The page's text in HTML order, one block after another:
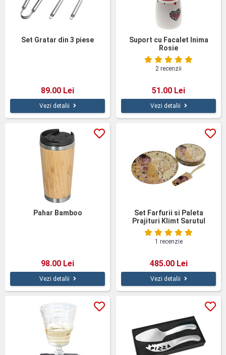
Set Gratar din 3 piese
89.00 Lei
Vezi detalii
Suport cu Facalet Inima
Rosie
2 recenzii
51.00 Lei
Vezi detalii
Pahar Bamboo
98.00 Lei
Vezi detalii
Set Farfurii si Paleta
Prajituri Klimt Sarutul
1 recenzie
485.00 Lei
Vezi detalii